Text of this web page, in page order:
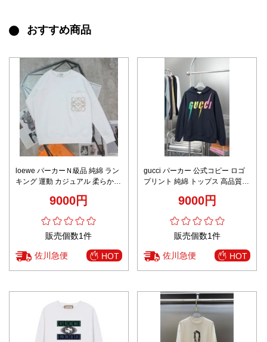
おすすめ商品
loewe パーカーＮ級品 純綿 ラン
キング 運動 カジュアル 柔らかい
9000円
販売個数1件
佐川急便 HOT
gucci パーカー 公式コピー ロゴ
プリント 純綿 トップス 高品質
9000円
販売個数1件
佐川急便 HOT